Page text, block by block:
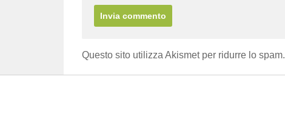
Questo sito utilizza Akismet per ridurre lo spam.